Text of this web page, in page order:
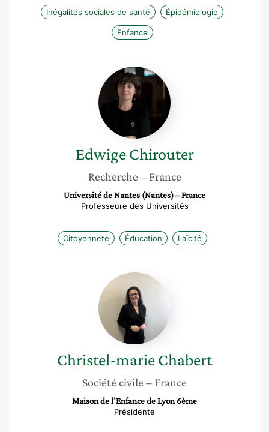
Inégalités sociales de santé Épidémiologie
Enfance
Edwige
Chirouter
Edwige Chirouter
Recherche – France
Université de Nantes (Nantes) – France
Professeure des Universités
Citoyenneté Éducation Laïcité
Christel-
marie
Chabert
Christel-marieChabert
Société civile – France
Maison de l’Enfance de Lyon 6ème
Présidente